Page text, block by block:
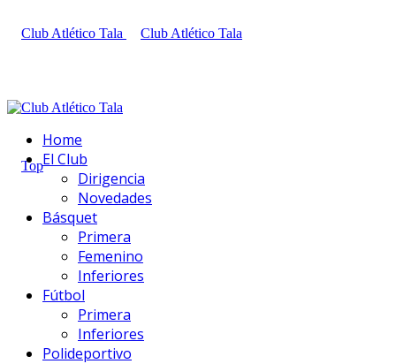
Home
El Club
Dirigencia
Novedades
Básquet
Primera
Femenino
Inferiores
Fútbol
Primera
Inferiores
Polideportivo